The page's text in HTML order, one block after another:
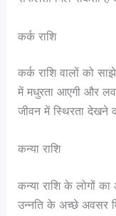
कर्क राशि
कर्क राशि वालों को
में मधुरता आएगी और लव
जीवन में स्थिरता देखने
कन्या राशि
कन्या राशि के लोगों
उन्नति के अच्छे अवसर